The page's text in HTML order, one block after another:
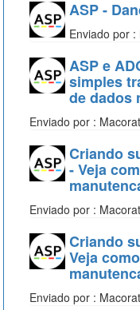
ASP -
Enviado por
ASP e
simples
de dados
Enviado por :
Criando
- Veja
Enviado por :
Criando
Veja
Enviado por :